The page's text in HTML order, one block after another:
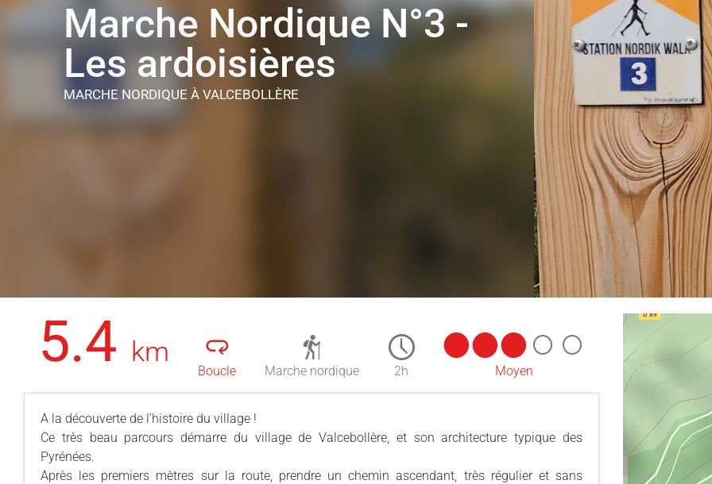
Marche Nordique N°3 -
Les ardoisières
MARCHE NORDIQUE À VALCEBOLLÈRE
5.4 km
Boucle Marche nordique 2h Moyen
A la découverte de l’histoire du village !
Ce très beau parcours démarre du village de Valcebollère, et son architecture typique des
Pyrénées.
Après les premiers mètres sur la route, prendre un chemin ascendant, très régulier et sans